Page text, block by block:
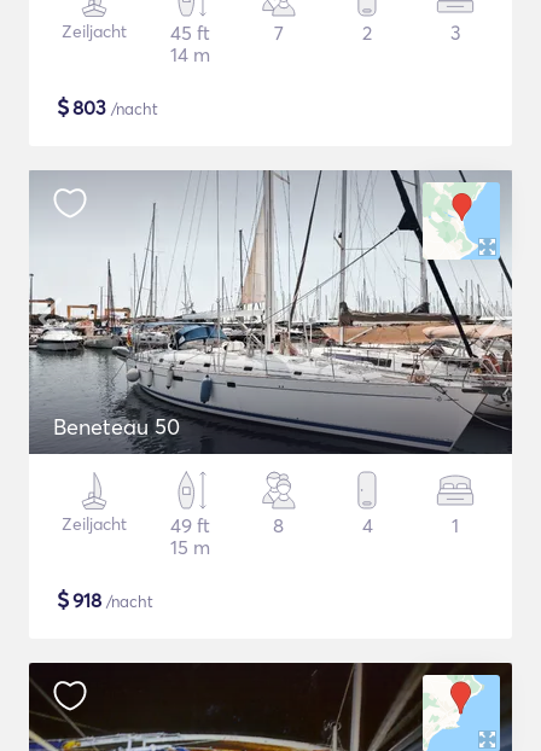
Zeiljacht
45 ft
14 m
7 2 3
$803 /nacht
Beneteau 50
Zeiljacht
49 ft
15 m
8 4 1
$918 /nacht